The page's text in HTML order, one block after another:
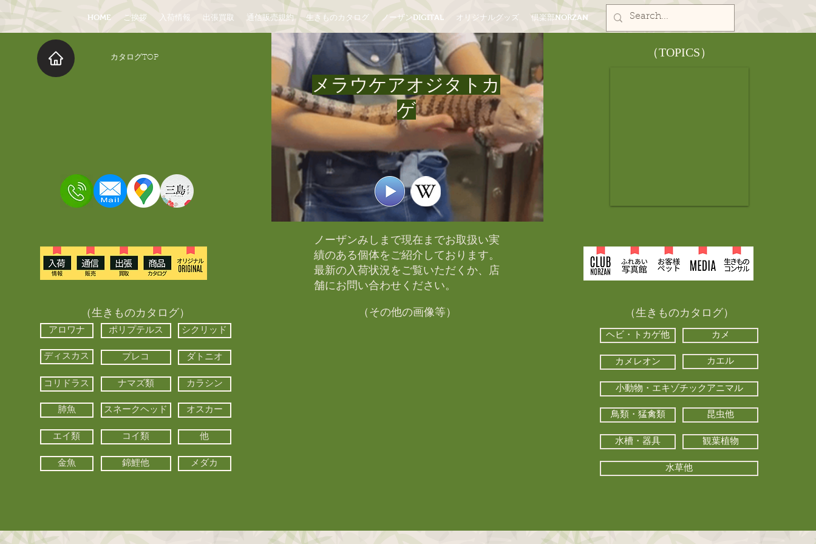
HOME ご挨拶 入荷情報 出張買取 通信販売規約 生きものカタログ ノーザンDIGITAL オリジナルグッズ 倶楽部NORZAN
​カタログTOP
メラウケアオジタトカ
ゲ
​（TOPICS）
（生きものカタログ）
アロワナ ポリプテルス シクリッド
ディスカス プレコ ダトニオ
コリドラス ナマズ類 カラシン
肺魚 スネークヘッド オスカー
エイ類 コイ類 他
金魚 錦鯉他 メダカ
ノーザンみしまで現在までお取扱い実
績のある個体をご紹介しております。​
最新の入荷状況をご覧いただくか、店
舗にお問い合わせください。​
（その他の画像等） （生きものカタログ）
ヘビ・トカゲ他 カメ
カメレオン カエル
小動物・エキゾチックアニマル
鳥類・猛禽類 昆虫他
水槽・器具 観葉植物
水草他